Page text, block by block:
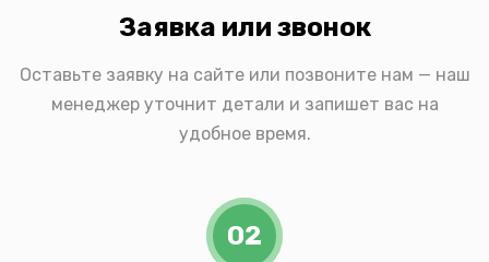
Заявка или звонок
Оставьте заявку на сайте или позвоните нам — наш
менеджер уточнит детали и запишет вас на
удобное время.
02